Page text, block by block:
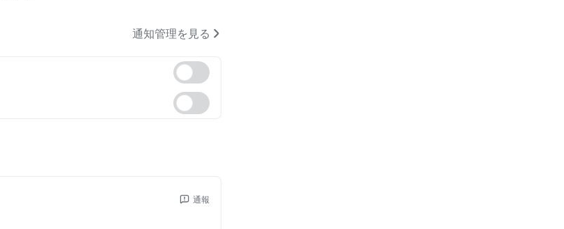
通知管理を見る
通報